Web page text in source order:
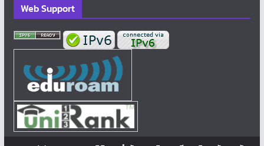
Web Support